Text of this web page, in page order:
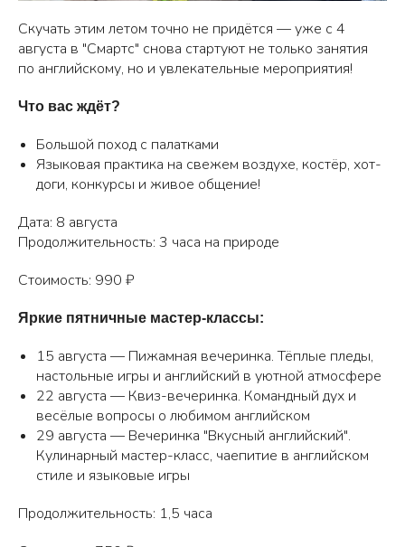
Скучать этим летом точно не придётся — уже с 4
августа в "Смартс" снова стартуют не только занятия
по английскому, но и увлекательные мероприятия!
Что вас ждёт?
Большой поход с палатками
Языковая практика на свежем воздухе, костёр, хот-
доги, конкурсы и живое общение!
Дата: 8 августа
Продолжительность: 3 часа на природе
Стоимость: 990 ₽
Яркие пятничные мастер-классы:
15 августа — Пижамная вечеринка. Тёплые пледы,
настольные игры и английский в уютной атмосфере
22 августа — Квиз-вечеринка. Командный дух и
весёлые вопросы о любимом английском
29 августа — Вечеринка "Вкусный английский".
Кулинарный мастер-класс, чаепитие в английском
стиле и языковые игры
Продолжительность: 1,5 часа